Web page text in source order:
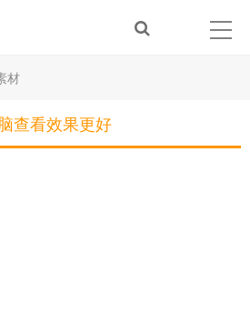
材
查看效果更好